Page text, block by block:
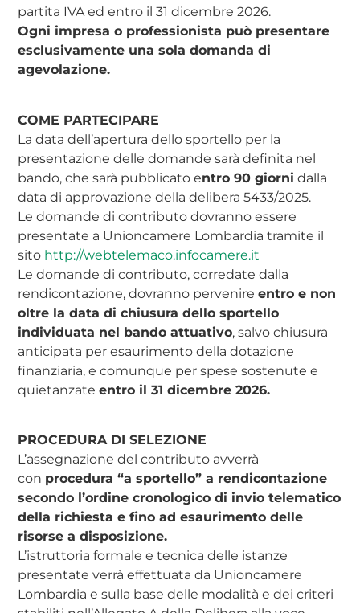
partita IVA ed entro il 31 dicembre 2026.
Ogni impresa o professionista può presentare
esclusivamente una sola domanda di
agevolazione.
COME PARTECIPARE
La data dell’apertura dello sportello per la
presentazione delle domande sarà definita nel
bando, che sarà pubblicato entro 90 giorni dalla
data di approvazione della delibera 5433/2025.
Le domande di contributo dovranno essere
presentate a Unioncamere Lombardia tramite il
sito http://webtelemaco.infocamere.it
Le domande di contributo, corredate dalla
rendicontazione, dovranno pervenireentro e non
oltre la data di chiusura dello sportello
individuata nel bando attuativo, salvo chiusura
anticipata per esaurimento della dotazione
finanziaria, e comunque per spese sostenute e
quietanzateentro il 31 dicembre 2026.
PROCEDURA DI SELEZIONE
L’assegnazione del contributo avverrà
con procedura “a sportello” a rendicontazione
secondo l’ordine cronologico di invio telematico
della richiesta e fino ad esaurimento delle
risorse a disposizione.
L’istruttoria formale e tecnica delle istanze
presentate verrà effettuata da Unioncamere
Lombardia e sulla base delle modalità e dei criteri